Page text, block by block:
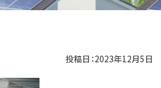
投稿日：2023年12月5日